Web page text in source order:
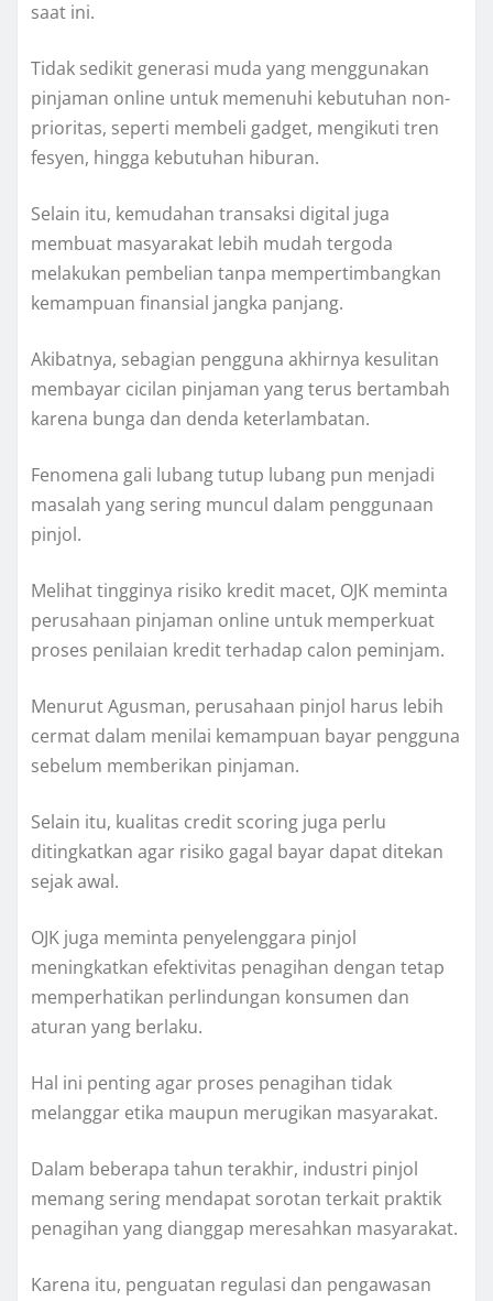
saat ini.
Tidak sedikit generasi muda yang menggunakan
pinjaman online untuk memenuhi kebutuhan non-
prioritas, seperti membeli gadget, mengikuti tren
fesyen, hingga kebutuhan hiburan.
Selain itu, kemudahan transaksi digital juga
membuat masyarakat lebih mudah tergoda
melakukan pembelian tanpa mempertimbangkan
kemampuan finansial jangka panjang.
Akibatnya, sebagian pengguna akhirnya kesulitan
membayar cicilan pinjaman yang terus bertambah
karena bunga dan denda keterlambatan.
Fenomena gali lubang tutup lubang pun menjadi
masalah yang sering muncul dalam penggunaan
pinjol.
Melihat tingginya risiko kredit macet, OJK meminta
perusahaan pinjaman online untuk memperkuat
proses penilaian kredit terhadap calon peminjam.
Menurut Agusman, perusahaan pinjol harus lebih
cermat dalam menilai kemampuan bayar pengguna
sebelum memberikan pinjaman.
Selain itu, kualitas credit scoring juga perlu
ditingkatkan agar risiko gagal bayar dapat ditekan
sejak awal.
OJK juga meminta penyelenggara pinjol
meningkatkan efektivitas penagihan dengan tetap
memperhatikan perlindungan konsumen dan
aturan yang berlaku.
Hal ini penting agar proses penagihan tidak
melanggar etika maupun merugikan masyarakat.
Dalam beberapa tahun terakhir, industri pinjol
memang sering mendapat sorotan terkait praktik
penagihan yang dianggap meresahkan masyarakat.
Karena itu, penguatan regulasi dan pengawasan